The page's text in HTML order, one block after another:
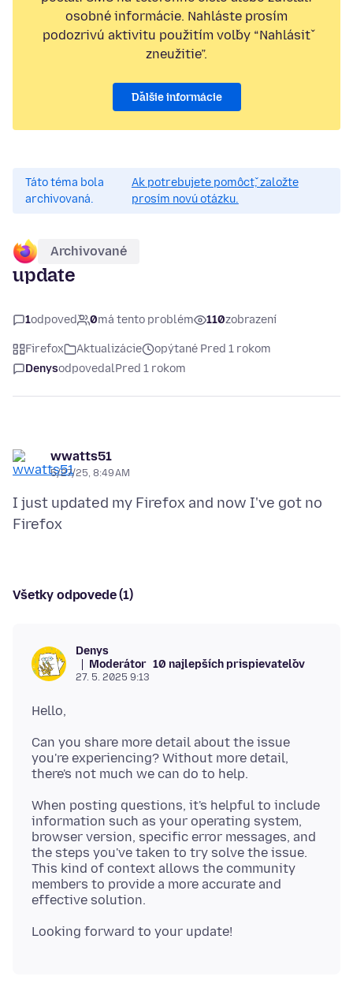
osobné informácie. Nahláste prosím
podozrivú aktivitu použitím voľby “Nahlásiť
zneužitie”.
Ďalšie informácie
Táto téma bola
archivovaná.
Ak potrebujete pomôcť, založte
prosím novú otázku.
Archivované
update
1odpoveď 0má tento problém 110zobrazení
Firefox Aktualizácie
opýtané Pred 1 rokom
DenysodpovedalPred 1 rokom
wwatts51
5/27/25, 8:49 AM
I just updated my Firefox and now I've got no
Všetky odpovede (1)
Denys
Moderátor 10 najlepších prispievateľov
27. 5. 2025 9:13
Can you share more detail about the issue
you're experiencing? Without more detail,
When posting questions, it's helpful to include
information such as your operating system,
browser version, specific error messages, and
the steps you've taken to try solve the issue.
This kind of context allows the community
members to provide a more accurate and